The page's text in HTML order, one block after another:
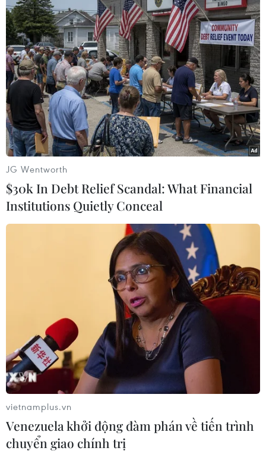
JG Wentworth
$30k In Debt Relief Scandal: What Financial
Institutions Quietly Conceal
vietnamplus.vn
Venezuela khởi động đàm phán về tiến trình
chuyển giao chính trị